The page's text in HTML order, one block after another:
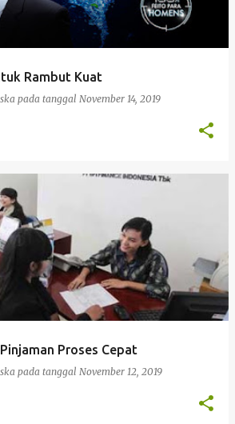
Rambut Kuat
pada tanggal November 14, 2019
Proses Cepat
pada tanggal November 12, 2019